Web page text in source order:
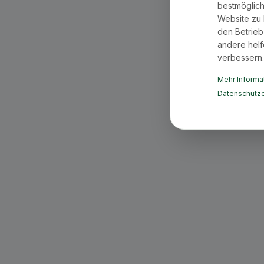
Website zu
den
andere
verbessern.
Mehr